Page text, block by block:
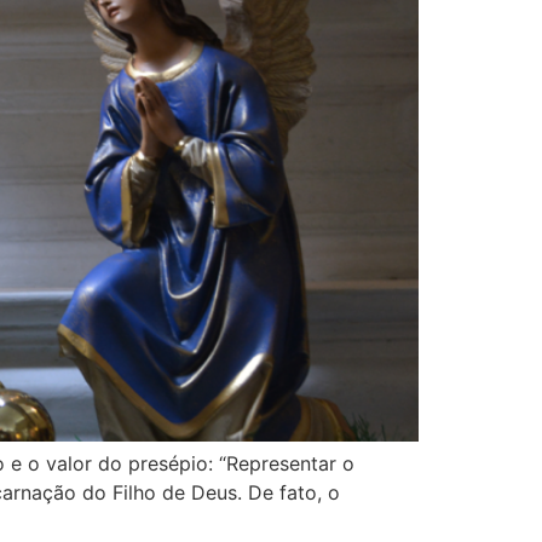
o valor do presépio: “Representar o
do Filho de Deus. De fato, o